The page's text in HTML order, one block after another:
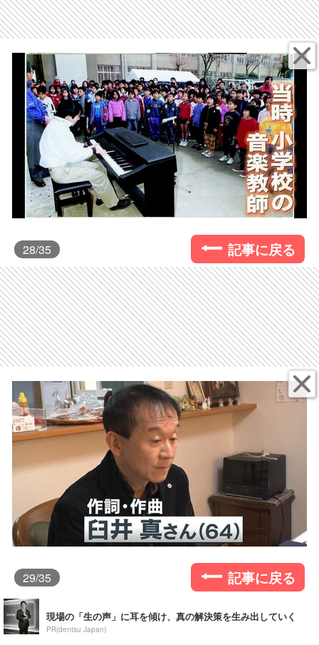
28/35 記事に戻る
29/35 記事に戻る
現場の「生の声」に耳を傾け、真の解決策を生み出していく
PR(dentsu Japan)